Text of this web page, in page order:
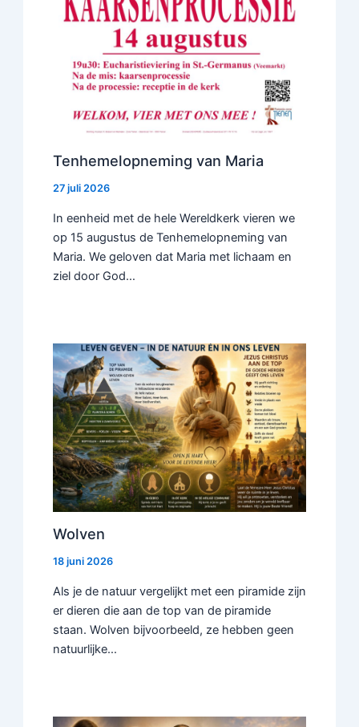
Tenhemelopneming van Maria
27 juli 2026
In eenheid met de hele Wereldkerk vieren we
op 15 augustus de Tenhemelopneming van
Maria. We geloven dat Maria met lichaam en
ziel door God…
Wolven
18 juni 2026
Als je de natuur vergelijkt met een piramide zijn
er dieren die aan de top van de piramide
staan. Wolven bijvoorbeeld, ze hebben geen
natuurlijke…